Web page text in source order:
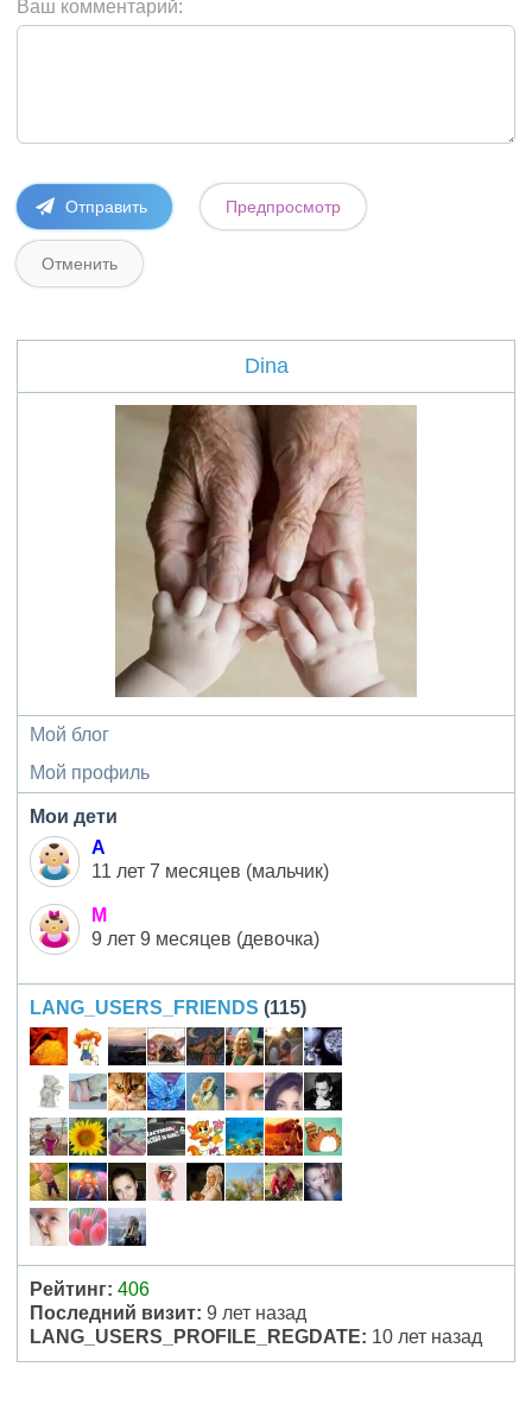
Ваш комментарий:
Dina
Мой блог
Мой профиль
Мои дети
А
11 лет 7 месяцев (мальчик)
М
9 лет 9 месяцев (девочка)
LANG_USERS_FRIENDS (115)
Рейтинг: 406
Последний визит: 9 лет назад
LANG_USERS_PROFILE_REGDATE: 10 лет назад